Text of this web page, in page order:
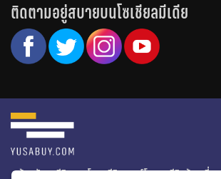
ติดตามอยู่สบายบนโซเชียลมีเดีย
หน้าหลัก รีวิวคอนโด รีวิวทาวน์โฮม รีวิวบ้านเดี่ยว